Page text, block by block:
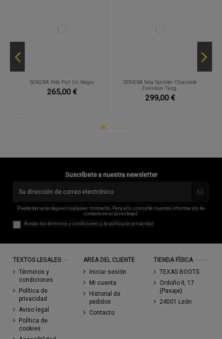
SENDRA Pete Pull Oil Negro
265,00 €
SENDRA Seta Sprinter Chocolate
Evolution Tang.
299,00 €
Suscríbete a nuestra newsletter
Puede darse de baja en cualquier momento. Para ello, consulte nuestra información de
contacto en el aviso legal.
Acepto lostérminos y condiciones y la política de privacidad
TEXTOS LEGALES
Términos y
condiciones
Política de
privacidad
Aviso legal
Política de
cookies
AREA DEL CLIENTE
Iniciar sesión
Mi cuenta
Historial de
pedidos
Contacto
TIENDA FÍSICA
TEXAS BOOTS
Ordoño II, 17
(Pasaje)
24001 León